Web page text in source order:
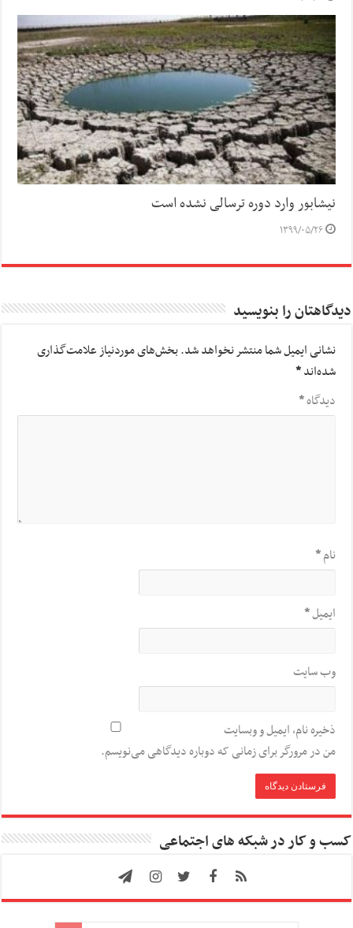
نیشابور وارد دوره ترسالی نشده است
۱۳۹۹/۰۵/۲۶
دیدگاهتان را بنویسید
نشانی ایمیل شما منتشر نخواهد شد.بخش‌های موردنیاز علامت‌گذاری
شده‌اند*
دیدگاه*
نام*
ایمیل*
وب‌ سایت
ذخیره نام، ایمیل و وبسایت
من در مرورگر برای زمانی که دوباره دیدگاهی می‌نویسم.
کسب و کار در شبکه های اجتماعی